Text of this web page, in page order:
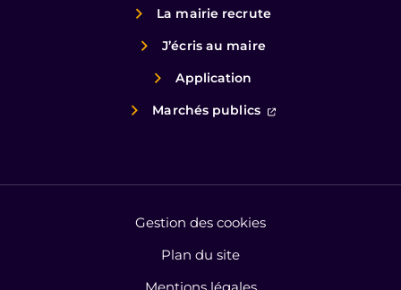
La mairie recrute
J’écris au maire
Application
Marchés publics
(ouverture dans
Gestion des cookies
Plan du site